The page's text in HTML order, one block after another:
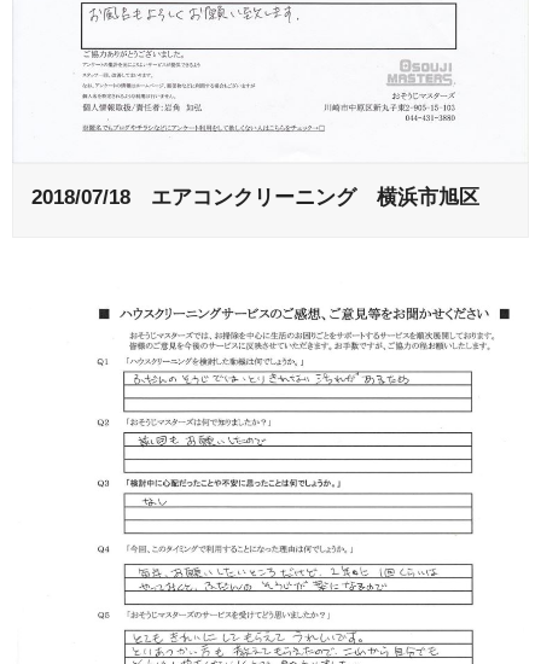
2018/07/18 エアコンクリーニング 横浜市旭区